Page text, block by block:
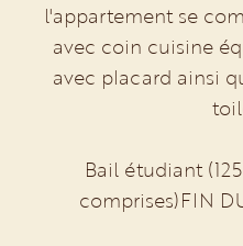
l'appartement se
avec coin cuisine
avec placard ainsi
Bail étudiant
comprises)FIN